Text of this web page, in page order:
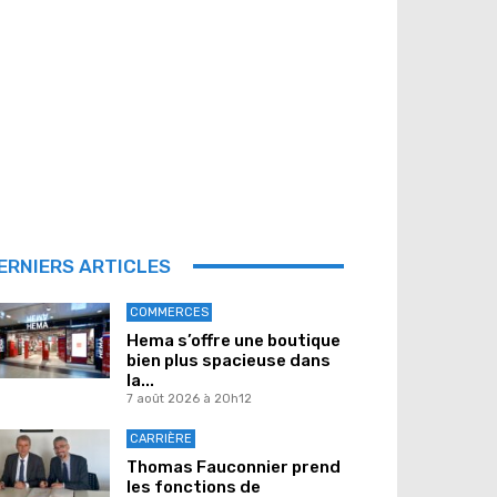
ARTICLES
COMMERCES
Hema s’offre une boutique
bien plus spacieuse dans
la...
7 août 2026 à 20h12
CARRIÈRE
Thomas Fauconnier prend
les fonctions de